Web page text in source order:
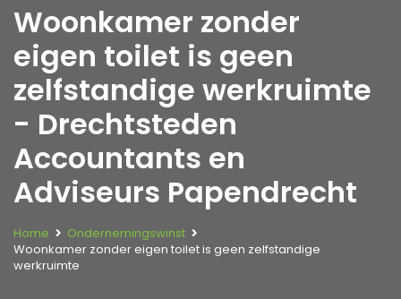
Woonkamer zonder
eigen toilet is geen
zelfstandige werkruimte
- Drechtsteden
Accountants en
Adviseurs Papendrecht
Home
Ondernemingswinst
Woonkamer zonder eigen toilet is geen zelfstandige
werkruimte